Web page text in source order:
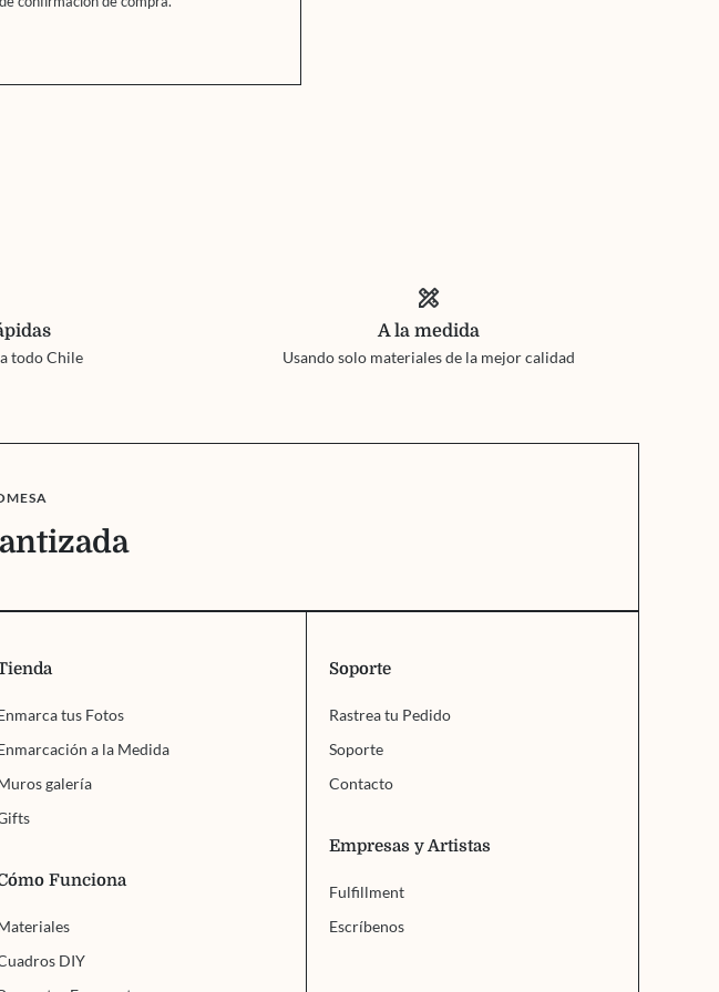
todo Chile
design_services
A la medida
Usando solo materiales de la mejor calidad
tus Fotos
a la Medida
galería
Funciona
DIY
Soporte
Rastrea tu Pedido
Soporte
Contacto
Empresas y Artistas
Fulfillment
Escríbenos